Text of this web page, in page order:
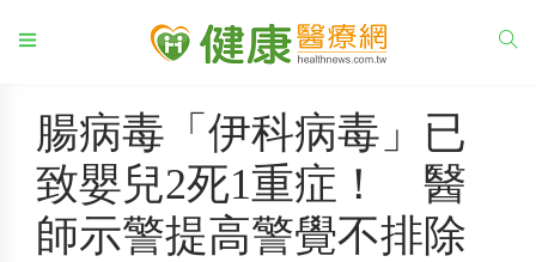
腸病毒「伊科病毒」已
致嬰兒2死1重症！ 醫
師示警提高警覺不排除